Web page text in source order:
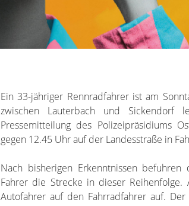
Ein 33-jähriger Rennradfahrer ist am
zwischen Lauterbach und
Pressemitteilung des Polizeipräsidiums
gegen 12.45 Uhr auf der Landesstraße in
Nach bisherigen Erkenntnissen
Fahrer die Strecke in dieser
Autofahrer auf den Fahrradfahrer auf.